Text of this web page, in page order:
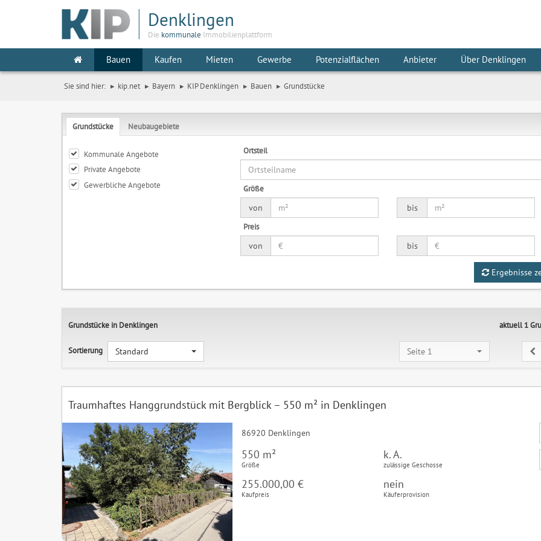
Denklingen
Die kommunale Immobilienplattform
Bauen Kaufen Mieten Gewerbe Potenzialflächen Anbieter Über Denklingen
Sie sind hier: kip.net Bayern KIP Denklingen Bauen Grundstücke
Grundstücke Neubaugebiete
Kommunale Angebote
Private Angebote
Gewerbliche Angebote
Ortsteil
Größe
von
bis
Preis
von
bis
Ergebnisse
Grundstücke in Denklingen
Sortierung Standard
aktuell 1
Seite 1
Traumhaftes Hanggrundstück mit Bergblick – 550 m² in Denklingen
86920 Denklingen
550 m²
Größe
k. A.
zulässige Geschosse
255.000,00 €
Kaufpreis
nein
Käuferprovision